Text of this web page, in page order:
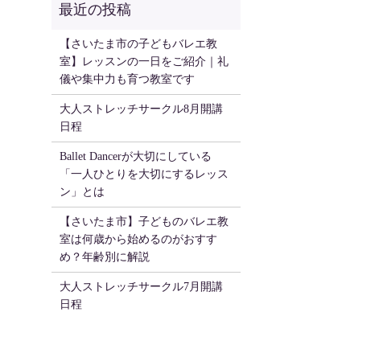
【さいたま市の子どもバレエ教
室】レッスンの一日をご紹介｜礼
儀や集中力も育つ教室です
大人ストレッチサークル8月開講
日程
Ballet Dancerが大切にしている
「一人ひとりを大切にするレッス
ン」とは
【さいたま市】子どものバレエ教
室は何歳から始めるのがおすす
め？年齢別に解説
大人ストレッチサークル7月開講
日程